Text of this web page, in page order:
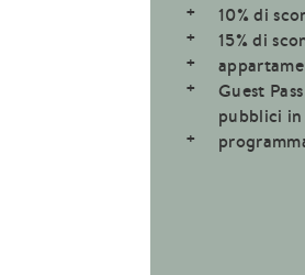
10% di
15% di
Guest
pubblici